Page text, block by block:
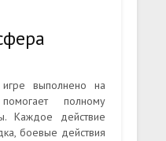
выполнено на
полному
Каждое действие
боевые действия